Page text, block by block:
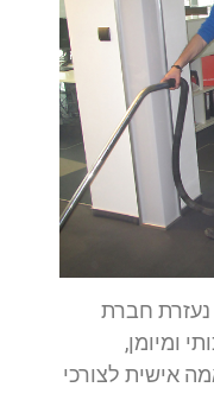
נעזרת חברת
ומיומן,
אישית לצורכי